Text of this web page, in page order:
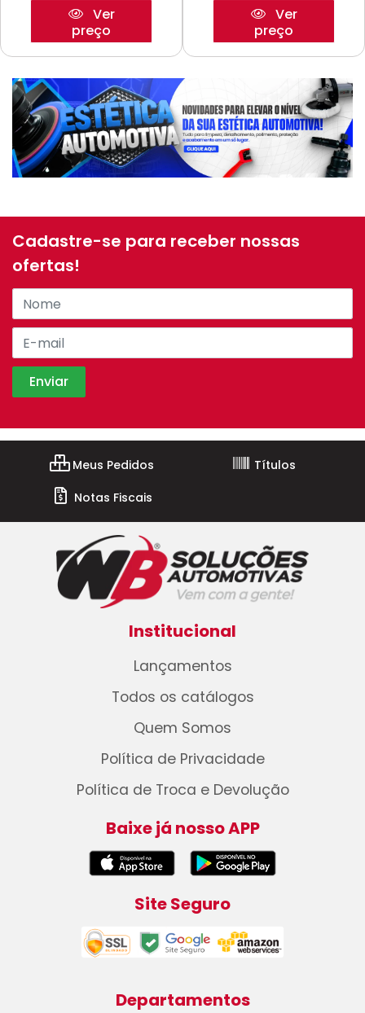
Ver
preço
Ver
preço
Cadastre-se para receber nossas
ofertas!
Meus Pedidos
Títulos
Notas Fiscais
Institucional
Lançamentos
Todos os catálogos
Quem Somos
Política de Privacidade
Política de Troca e Devolução
Baixe já nosso APP
Site Seguro
Departamentos